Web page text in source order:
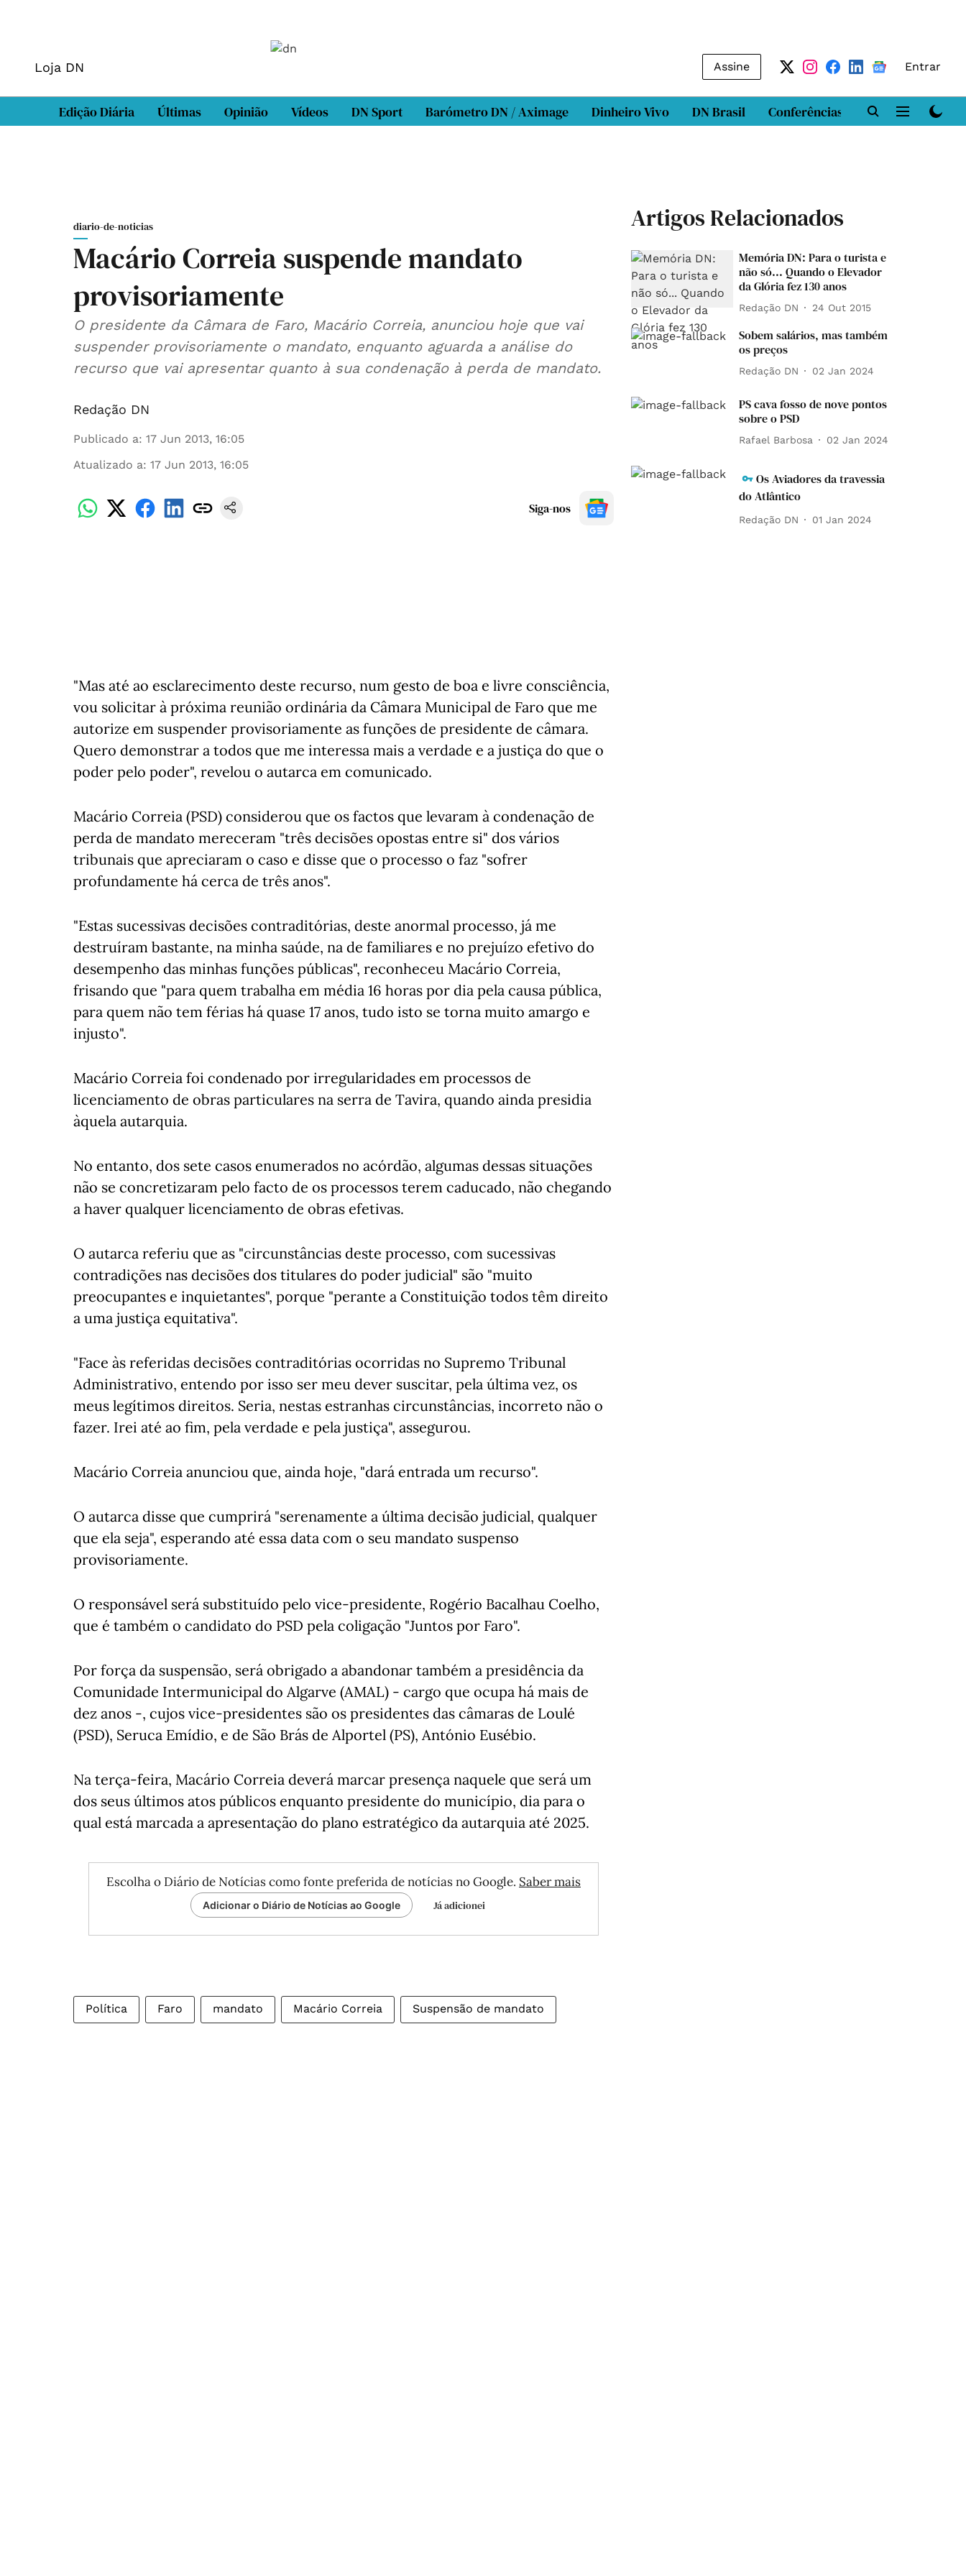
Loja DN Assine Entrar
Edição Diária Últimas Opinião Vídeos DN Sport Barómetro DN / Aximage Dinheiro Vivo DN Brasil Conferências DN LAB
diario-de-noticias
Macário Correia suspende mandato
provisoriamente
O presidente da Câmara de Faro, Macário Correia, anunciou hoje que vai
suspender provisoriamente o mandato, enquanto aguarda a análise do
recurso que vai apresentar quanto à sua condenação à perda de mandato.
Redação DN
Publicado a: 17 Jun 2013, 16:05
Atualizado a: 17 Jun 2013, 16:05
Siga-nos
"Mas até ao esclarecimento deste recurso, num gesto de boa e livre consciência,
vou solicitar à próxima reunião ordinária da Câmara Municipal de Faro que me
autorize em suspender provisoriamente as funções de presidente de câmara.
Quero demonstrar a todos que me interessa mais a verdade e a justiça do que o
poder pelo poder", revelou o autarca em comunicado.
Macário Correia (PSD) considerou que os factos que levaram à condenação de
perda de mandato mereceram "três decisões opostas entre si" dos vários
tribunais que apreciaram o caso e disse que o processo o faz "sofrer
profundamente há cerca de três anos".
"Estas sucessivas decisões contraditórias, deste anormal processo, já me
destruíram bastante, na minha saúde, na de familiares e no prejuízo efetivo do
desempenho das minhas funções públicas", reconheceu Macário Correia,
frisando que "para quem trabalha em média 16 horas por dia pela causa pública,
para quem não tem férias há quase 17 anos, tudo isto se torna muito amargo e
injusto".
Macário Correia foi condenado por irregularidades em processos de
licenciamento de obras particulares na serra de Tavira, quando ainda presidia
àquela autarquia.
No entanto, dos sete casos enumerados no acórdão, algumas dessas situações
não se concretizaram pelo facto de os processos terem caducado, não chegando
a haver qualquer licenciamento de obras efetivas.
O autarca referiu que as "circunstâncias deste processo, com sucessivas
contradições nas decisões dos titulares do poder judicial" são "muito
preocupantes e inquietantes", porque "perante a Constituição todos têm direito
a uma justiça equitativa".
"Face às referidas decisões contraditórias ocorridas no Supremo Tribunal
Administrativo, entendo por isso ser meu dever suscitar, pela última vez, os
meus legítimos direitos. Seria, nestas estranhas circunstâncias, incorreto não o
fazer. Irei até ao fim, pela verdade e pela justiça", assegurou.
Macário Correia anunciou que, ainda hoje, "dará entrada um recurso".
O autarca disse que cumprirá "serenamente a última decisão judicial, qualquer
que ela seja", esperando até essa data com o seu mandato suspenso
provisoriamente.
O responsável será substituído pelo vice-presidente, Rogério Bacalhau Coelho,
que é também o candidato do PSD pela coligação "Juntos por Faro".
Por força da suspensão, será obrigado a abandonar também a presidência da
Comunidade Intermunicipal do Algarve (AMAL) - cargo que ocupa há mais de
dez anos -, cujos vice-presidentes são os presidentes das câmaras de Loulé
(PSD), Seruca Emídio, e de São Brás de Alportel (PS), António Eusébio.
Na terça-feira, Macário Correia deverá marcar presença naquele que será um
dos seus últimos atos públicos enquanto presidente do município, dia para o
qual está marcada a apresentação do plano estratégico da autarquia até 2025.
Escolha o Diário de Notícias como fonte preferida de notícias no Google. Saber mais
Adicionar o Diário de Notícias ao Google Já adicionei
Política Faro mandato Macário Correia Suspensão de mandato
Artigos Relacionados
Memória DN: Para o turista e
não só... Quando o Elevador
da Glória fez 130 anos
Redação DN 24 Out 2015
Sobem salários, mas também
os preços
Redação DN 02 Jan 2024
PS cava fosso de nove pontos
sobre o PSD
Rafael Barbosa 02 Jan 2024
Os Aviadores da travessia
do Atlântico
Redação DN 01 Jan 2024